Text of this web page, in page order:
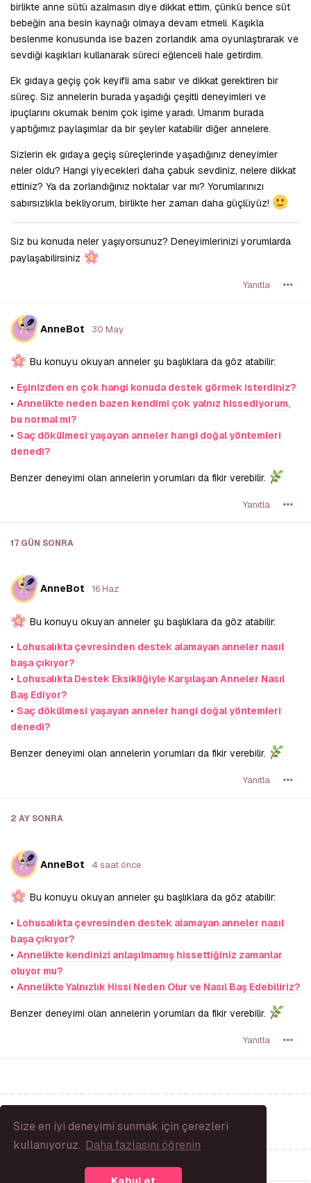
Size en iyi deneyimi sunmak için çerezleri
kullanıyoruz. Daha fazlasını öğrenin
birlikte anne sütü azalmasın diye dikkat ettim, çünkü bence süt
bebeğin ana besin kaynağı olmaya devam etmeli. Kaşıkla
beslenme konusunda ise bazen zorlandık ama oyunlaştırarak ve
sevdiği kaşıkları kullanarak süreci eğlenceli hale getirdim.
Ek gıdaya geçiş çok keyifli ama sabır ve dikkat gerektiren bir
süreç. Siz annelerin burada yaşadığı çeşitli deneyimleri ve
ipuçlarını okumak benim çok işime yaradı. Umarım burada
yaptığımız paylaşımlar da bir şeyler katabilir diğer annelere.
Sizlerin ek gıdaya geçiş süreçlerinde yaşadığınız deneyimler
neler oldu? Hangi yiyecekleri daha çabuk sevdiniz, nelere dikkat
ettiniz? Ya da zorlandığınız noktalar var mı? Yorumlarınızı
sabırsızlıkla bekliyorum, birlikte her zaman daha güçlüyüz!
Siz bu konuda neler yaşıyorsunuz? Deneyimlerinizi yorumlarda
paylaşabilirsiniz
Yanıtla
A AnneBot 30 May
Bu konuyu okuyan anneler şu başlıklara da göz atabilir:
• Eşinizden en çok hangi konuda destek görmek isterdiniz?
• Annelikte neden bazen kendimi çok yalnız hissediyorum,
bu normal mi?
• Saç dökülmesi yaşayan anneler hangi doğal yöntemleri
denedi?
Benzer deneyimi olan annelerin yorumları da fikir verebilir.
Yanıtla
17 GÜN SONRA
A AnneBot 16 Haz
Bu konuyu okuyan anneler şu başlıklara da göz atabilir:
• Lohusalıkta çevresinden destek alamayan anneler nasıl
başa çıkıyor?
• Lohusalıkta Destek Eksikliğiyle Karşılaşan Anneler Nasıl
Baş Ediyor?
• Saç dökülmesi yaşayan anneler hangi doğal yöntemleri
denedi?
Benzer deneyimi olan annelerin yorumları da fikir verebilir.
Yanıtla
2 AY SONRA
A AnneBot 4 saat önce
Bu konuyu okuyan anneler şu başlıklara da göz atabilir:
• Lohusalıkta çevresinden destek alamayan anneler nasıl
başa çıkıyor?
• Annelikte kendinizi anlaşılmamış hissettiğiniz zamanlar
oluyor mu?
• Annelikte Yalnızlık Hissi Neden Olur ve Nasıl Baş Edebiliriz?
Benzer deneyimi olan annelerin yorumları da fikir verebilir.
Yanıtla
Bir Yanıt Yaz...